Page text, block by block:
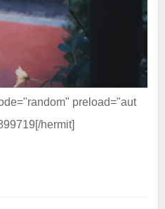
preload="aut
hermit]